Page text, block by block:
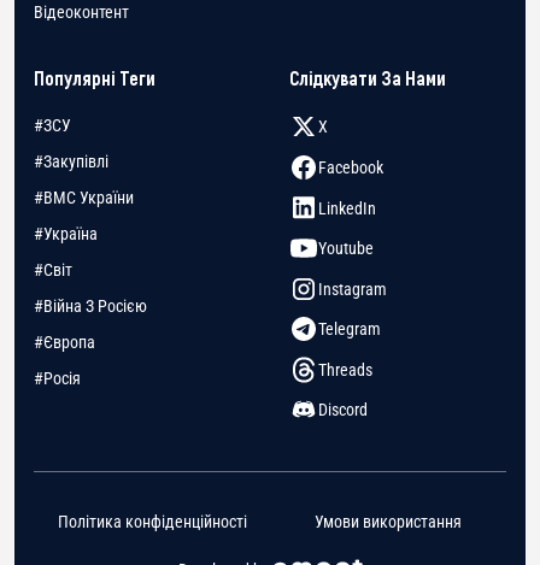
Відеоконтент
Популярні Теги
#ЗСУ
#Закупівлі
#ВМС України
#Україна
#Світ
#Війна З Росією
#Європа
#Росія
Слідкувати За Нами
X
Facebook
LinkedIn
Youtube
Instagram
Telegram
Threads
Discord
Політика конфіденційності Умови використання